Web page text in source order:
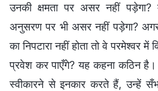
उनकी क्षमता पर असर नहीं
अनुसरण पर भी असर नहीं पड़ेगा? अगर
का निपटारा नहीं होता तो वे परमेश्वर
प्रवेश कर पाएँगे? यह कहना कठिन
स्वीकारने से इनकार करते हैं, उन्हें